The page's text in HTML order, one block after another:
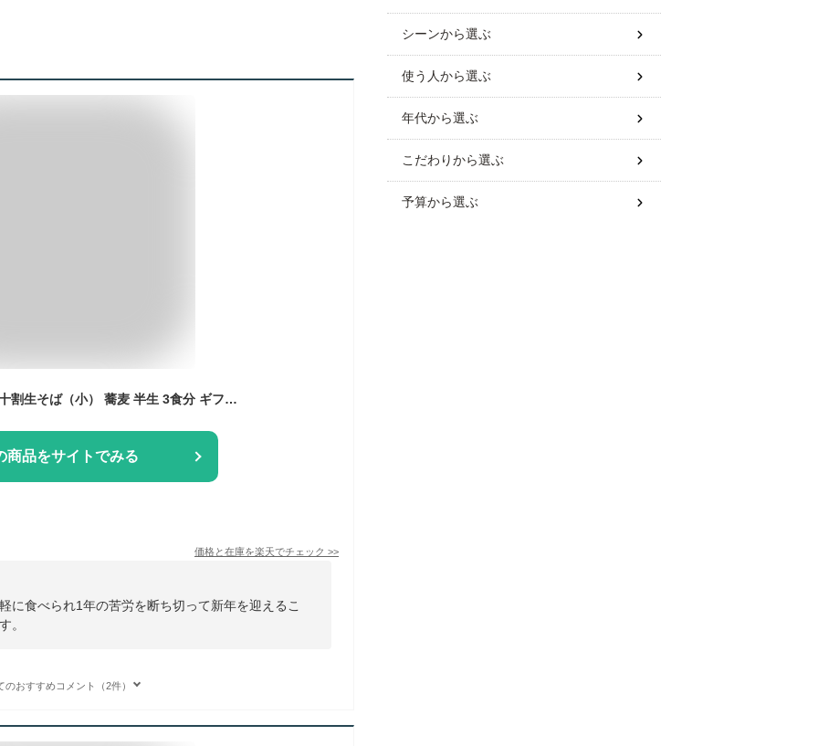
お歳暮 年越しそば 本十割生そば（小） 蕎麦 半生 3食分 ギフト対応可 【楽ギフ_包装】【楽ギフ_のし宛書】【楽ギフ_メッセ入力】
商品をサイトでみる
価格と在庫を楽天でチェック >>
に食べられ1年の苦労を断ち切って新年を迎えるこ
。
のおすすめコメント（2件）
シーンから選ぶ
使う人から選ぶ
年代から選ぶ
こだわりから選ぶ
予算から選ぶ